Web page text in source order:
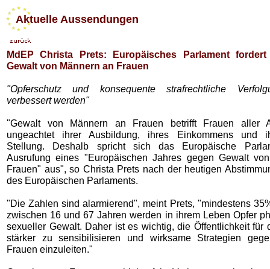
Aktuelle Aussendungen
MdEP Christa Prets: Europäisches Parlament
Gewalt von Männern an Frauen
"Opferschutz und konsequente strafrechtliche
verbessert werden"
"Gewalt von Männern an Frauen betrifft Frauen aller
ungeachtet ihrer Ausbildung, ihres Einkommens und
Stellung. Deshalb spricht sich das Europäische
Ausrufung eines "Europäischen Jahres gegen Gewalt
Frauen" aus", so Christa Prets nach der heutigen
des Europäischen Parlaments.
"Die Zahlen sind alarmierend", meint Prets, "mindestens
zwischen 16 und 67 Jahren werden in ihrem Leben Opfer
sexueller Gewalt. Daher ist es wichtig, die Öffentlichkeit für
stärker zu sensibilisieren und wirksame Strategien
Frauen einzuleiten."